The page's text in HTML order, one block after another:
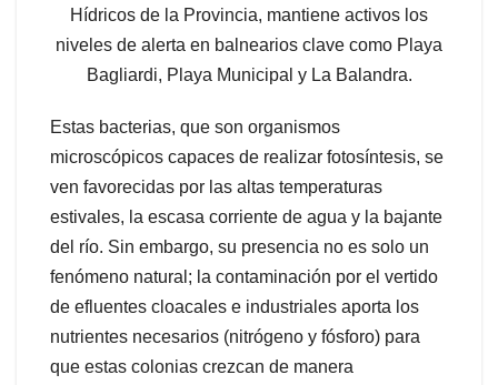
Hídricos de la Provincia, mantiene activos los
niveles de alerta en balnearios clave como Playa
Bagliardi, Playa Municipal y La Balandra.
Estas bacterias, que son organismos
microscópicos capaces de realizar fotosíntesis, se
ven favorecidas por las altas temperaturas
estivales, la escasa corriente de agua y la bajante
del río. Sin embargo, su presencia no es solo un
fenómeno natural; la contaminación por el vertido
de efluentes cloacales e industriales aporta los
nutrientes necesarios (nitrógeno y fósforo) para
que estas colonias crezcan de manera